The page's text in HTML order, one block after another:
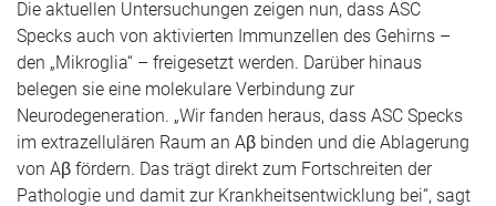
Die aktuellen Untersuchungen zeigen nun, dass ASC
Specks auch von aktivierten Immunzellen des Gehirns –
den „Mikroglia“ – freigesetzt werden. Darüber hinaus
belegen sie eine molekulare Verbindung zur
Neurodegeneration. „Wir fanden heraus, dass ASC Specks
im extrazellulären Raum an Aβ binden und die Ablagerung
von Aβ fördern. Das trägt direkt zum Fortschreiten der
Pathologie und damit zur Krankheitsentwicklung bei“, sagt